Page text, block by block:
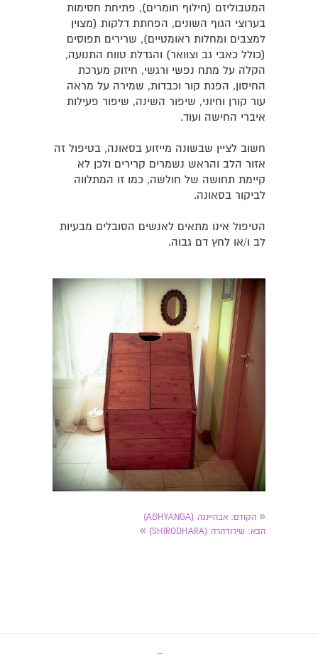
המטבוליזם (חילוף חומרים), פתיחת חסימות
בערוצי הגוף השונים, הפחתת דלקות (מצוין
למצבים ומחלות ראומטיים), שרירים תפוסים
(כולל כאבי גב וצוואר) והגדלת טווח התנועה,
הקלה על מתח נפשי ורגשי, חיזוק מערכת
החיסון, הפגת קור וכבדות, שמירה על מראה
עור קורן וחיוני, שיפור השינה, שיפור פעילות
איברי החישה ועוד.
חשוב לציין שבשונה מייזוע בסאונה, בטיפול זה
אזור הלב והראש נשמרים קרירים ולכן לא
קיימת תחושה של חולשה, כמו זו המתלווה
לביקור בסאונה.
הטיפול אינו מתאים לאנשים הסובלים מבעיות
לב ו/או לחץ דם גבוה.
« הקודם: אבהיינגה (ABHYANGA)
הבא: שירודהרה (SHIRODHARA) »